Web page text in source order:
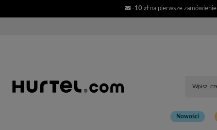
-10 zł na pierwsze zamówienie
Nowości